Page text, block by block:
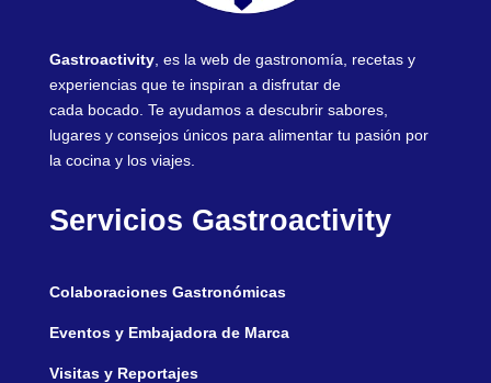
Gastroactivity, es la web de gastronomía, recetas y
experiencias que te inspiran a disfrutar de
cada bocado. Te ayudamos a descubrir sabores,
lugares y consejos únicos para alimentar tu pasión por
la cocina y los viajes.
Servicios Gastroactivity
Colaboraciones Gastronómicas
Eventos y Embajadora de Marca
Visitas y Reportajes